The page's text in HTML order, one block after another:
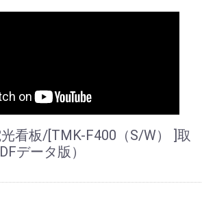
看板/[TMK-F400（S/W） ]取
データ版）